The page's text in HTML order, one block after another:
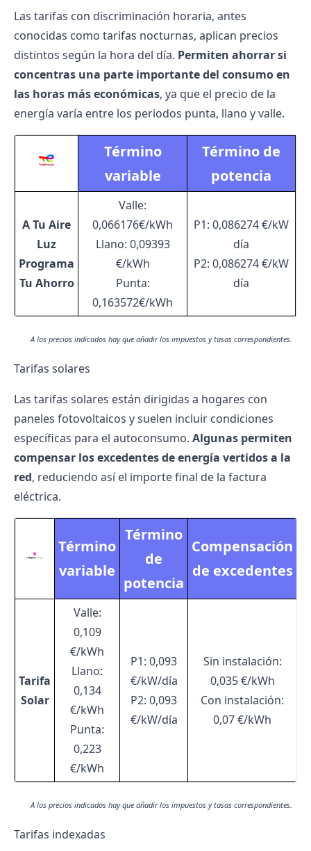
Las tarifas con discriminación horaria, antes
conocidas como tarifas nocturnas, aplican precios
distintos según la hora del día. Permiten ahorrar si
concentras una parte importante del consumo en
las horas más económicas, ya que el precio de la
energía varía entre los periodos punta, llano y valle.
Término
variable
Término de
potencia
A Tu Aire
Luz
Programa
Tu Ahorro
Valle:
0,066176€/kWh
Llano: 0,09393
€/kWh
Punta:
0,163572€/kWh
P1: 0,086274 €/kW
día
P2: 0,086274 €/kW
día
A los precios indicados hay que añadir los impuestos y tasas correspondientes.
Tarifas solares
Las tarifas solares están dirigidas a hogares con
paneles fotovoltaicos y suelen incluir condiciones
específicas para el autoconsumo. Algunas permiten
compensar los excedentes de energía vertidos a la
red, reduciendo así el importe final de la factura
eléctrica.
Término
variable
Término
de
potencia
Compensación
de excedentes
Tarifa
Solar
Valle:
0,109
€/kWh
Llano:
0,134
€/kWh
Punta:
0,223
€/kWh
P1: 0,093
€/kW/día
P2: 0,093
€/kW/día
Sin instalación:
0,035 €/kWh
Con instalación:
0,07 €/kWh
A los precios indicados hay que añadir los impuestos y tasas correspondientes.
Tarifas indexadas